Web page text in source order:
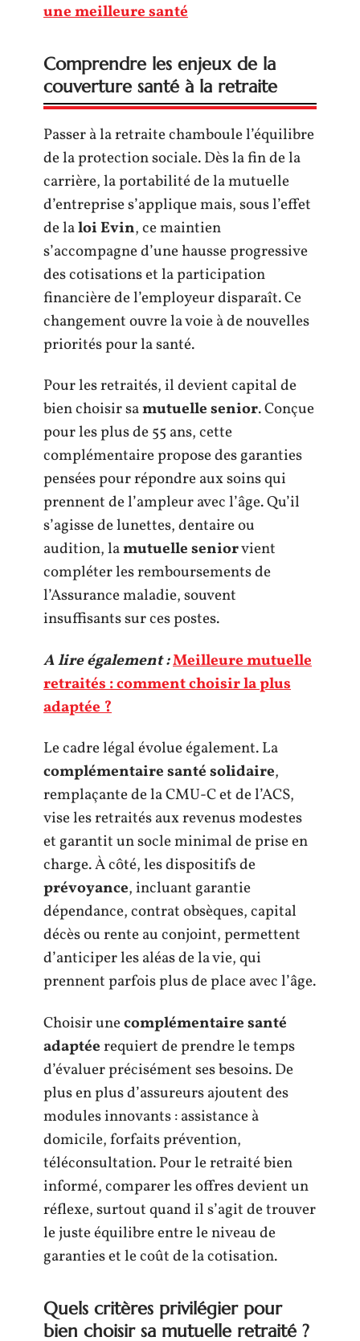
une meilleure santé
Comprendre les enjeux de la
couverture santé à la retraite
Passer à la retraite chamboule l’équilibre
de la protection sociale. Dès la fin de la
carrière, la portabilité de la mutuelle
d’entreprise s’applique mais, sous l’effet
de laloi Evin, ce maintien
s’accompagne d’une hausse progressive
des cotisations et la participation
financière de l’employeur disparaît. Ce
changement ouvre la voie à de nouvelles
priorités pour la santé.
Pour les retraités, il devient capital de
bien choisir samutuelle senior. Conçue
pour les plus de 55 ans, cette
complémentaire propose des garanties
pensées pour répondre aux soins qui
prennent de l’ampleur avec l’âge. Qu’il
s’agisse de lunettes, dentaire ou
audition, lamutuelle seniorvient
compléter les remboursements de
l’Assurance maladie, souvent
insuffisants sur ces postes.
A lire également :Meilleure mutuelle
retraités : comment choisir la plus
adaptée ?
Le cadre légal évolue également. La
complémentaire santé solidaire,
remplaçante de la CMU-C et de l’ACS,
vise les retraités aux revenus modestes
et garantit un socle minimal de prise en
charge. À côté, les dispositifs de
prévoyance, incluant garantie
dépendance, contrat obsèques, capital
décès ou rente au conjoint, permettent
d’anticiper les aléas de la vie, qui
prennent parfois plus de place avec l’âge.
Choisir unecomplémentaire santé
adaptéerequiert de prendre le temps
d’évaluer précisément ses besoins. De
plus en plus d’assureurs ajoutent des
modules innovants : assistance à
domicile, forfaits prévention,
téléconsultation. Pour le retraité bien
informé, comparer les offres devient un
réflexe, surtout quand il s’agit de trouver
le juste équilibre entre le niveau de
garanties et le coût de la cotisation.
Quels critères privilégier pour
bien choisir sa mutuelle retraité ?